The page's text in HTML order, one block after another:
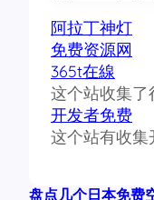
阿拉丁神灯
免费资源网
365t在線
这个站收集了
开发者免费
这个站有收集
盘点几个日本免费